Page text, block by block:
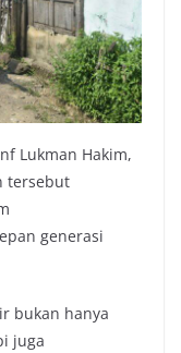
Lukman Hakim,
tersebut
generasi
bukan hanya
juga